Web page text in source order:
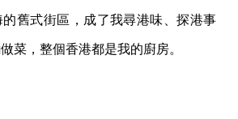
舊式街區，成了我尋港味、探港事
菜，整個香港都是我的廚房。